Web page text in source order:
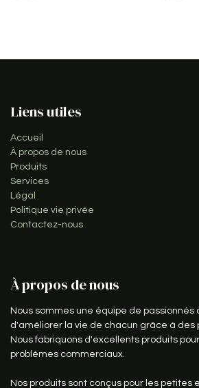
Liens utiles
Accueil
À propos de nous
Produits
Services
Légal
Politique vie privée
Contactez-nous
À propos de nous
Nous sommes une équipe de passionnés
d'améliorer la vie de chacun grâce à des
Nous fabriquons d'excellents produits
problèmes commerciaux.
Nos produits sont conçus pour les petites